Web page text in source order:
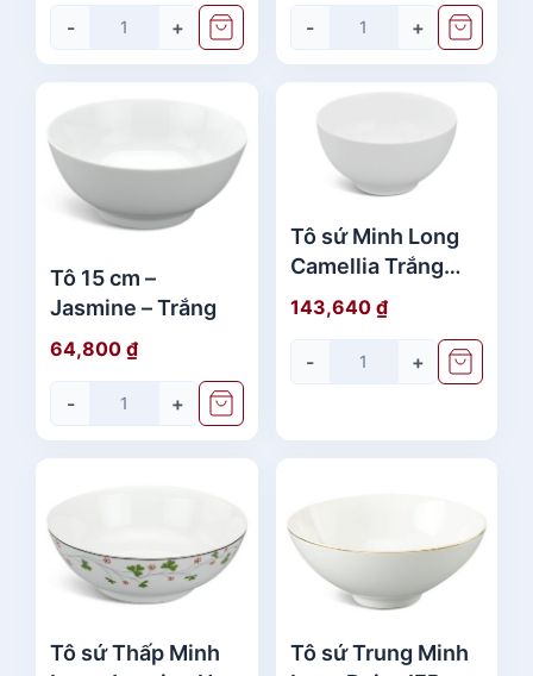
- + - +
Tô 15 cm –
Jasmine – Trắng
64,800 ₫
- +
Tô sứ Minh Long
Camellia Trắng
20cm
143,640 ₫
- +
Tô sứ Thấp Minh
Tô sứ Trung Minh